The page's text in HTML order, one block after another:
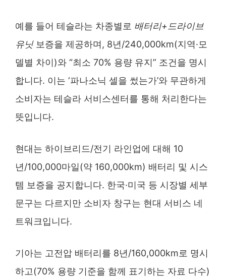
예를 들어 테슬라는 차종별로 배터리+드라이브
유닛보증을 제공하며, 8년/240,000km(지역·모
델별 차이)와 “최소 70% 용량 유지” 조건을 명시
합니다. 이는 ‘파나소닉 셀을 썼는가’와 무관하게
소비자는 테슬라 서비스센터를 통해 처리한다는
뜻입니다.
현대는 하이브리드/전기 라인업에 대해 10
년/100,000마일(약 160,000km) 배터리 및 시스
템 보증을 공지합니다. 한국·미국 등 시장별 세부
문구는 다르지만 소비자 창구는 현대 서비스 네
트워크입니다.
기아는 고전압 배터리를 8년/160,000km로 명시
하고(70% 용량 기준을 함께 표기하는 자료 다수)